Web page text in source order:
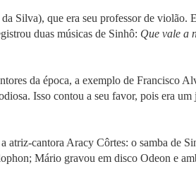
Silva), que era seu professor de
duas músicas de Sinhô: Que vale a
da época, a exemplo de Francisco
Isso contou a seu favor, pois era
atriz-cantora Aracy Côrtes: o samba de
Mário gravou em disco Odeon e